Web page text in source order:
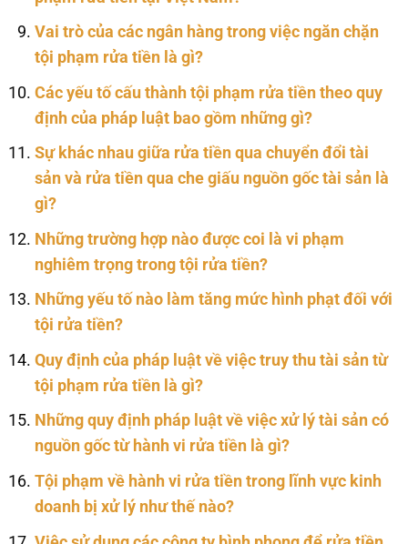
Vai trò của các ngân hàng trong việc ngăn chặn
tội phạm rửa tiền là gì?
Các yếu tố cấu thành tội phạm rửa tiền theo quy
định của pháp luật bao gồm những gì?
Sự khác nhau giữa rửa tiền qua chuyển đổi tài
sản và rửa tiền qua che giấu nguồn gốc tài sản là
gì?
Những trường hợp nào được coi là vi phạm
nghiêm trọng trong tội rửa tiền?
Những yếu tố nào làm tăng mức hình phạt đối với
tội rửa tiền?
Quy định của pháp luật về việc truy thu tài sản từ
tội phạm rửa tiền là gì?
Những quy định pháp luật về việc xử lý tài sản có
nguồn gốc từ hành vi rửa tiền là gì?
Tội phạm về hành vi rửa tiền trong lĩnh vực kinh
doanh bị xử lý như thế nào?